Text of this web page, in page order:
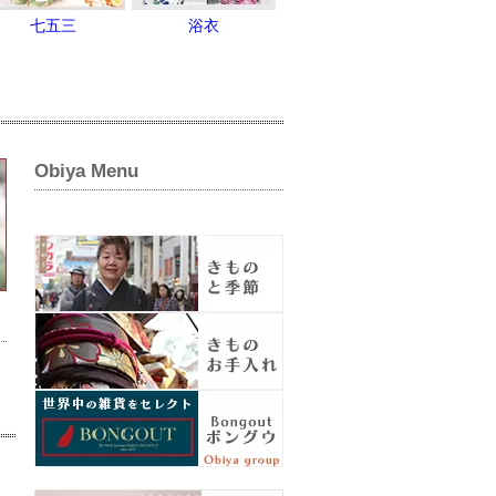
七五三 浴衣
Obiya Menu